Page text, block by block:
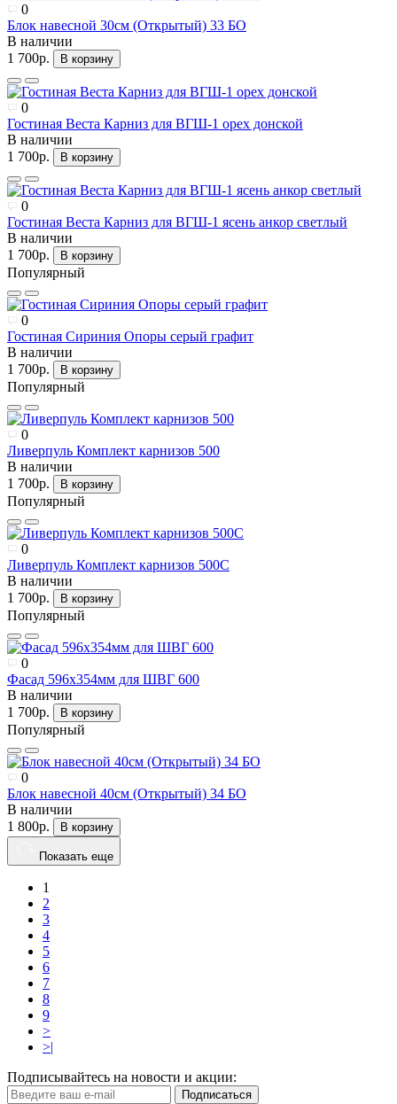
0
Блок навесной 30см (Открытый) 33 БО
В наличии
1 700р.
В корзину
0
Гостиная Веста Карниз для ВГШ-1 орех донской
В наличии
1 700р.
В корзину
0
Гостиная Веста Карниз для ВГШ-1 ясень анкор светлый
В наличии
1 700р.
В корзину
Популярный
0
Гостиная Сириния Опоры серый графит
В наличии
1 700р.
В корзину
Популярный
0
Ливерпуль Комплект карнизов 500
В наличии
1 700р.
В корзину
Популярный
0
Ливерпуль Комплект карнизов 500С
В наличии
1 700р.
В корзину
Популярный
0
Фасад 596х354мм для ШВГ 600
В наличии
1 700р.
В корзину
Популярный
0
Блок навесной 40см (Открытый) 34 БО
В наличии
1 800р.
В корзину
Показать еще
1
2
3
4
5
6
7
8
9
>
>|
Подписывайтесь на новости и акции:
Подписаться